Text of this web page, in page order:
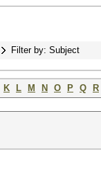
Filter by: Subject
K L M N O P Q
R